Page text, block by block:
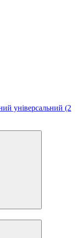
універсальний (2